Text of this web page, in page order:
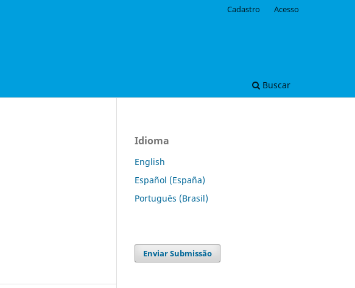
Buscar
Cadastro Acesso
Idioma
English
Español (España)
Português (Brasil)
Enviar Submissão